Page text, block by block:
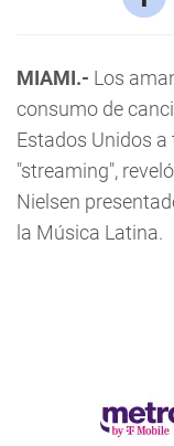
MIAMI.- Los
consumo de
Estados Unidos
"streaming",
Nielsen
la Música Latina.